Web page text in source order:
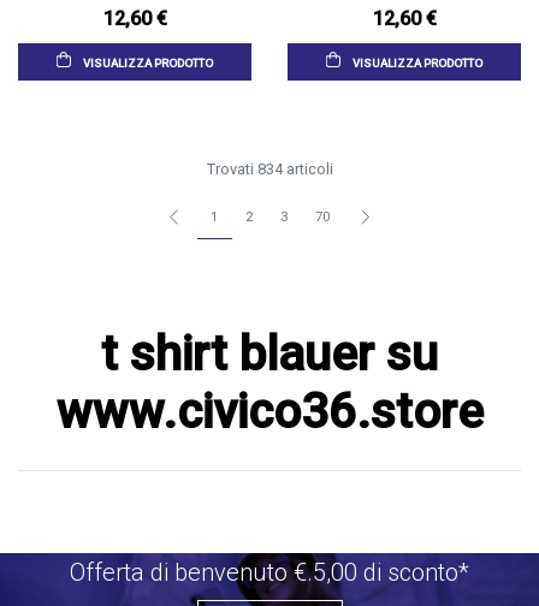
12,60 €
VISUALIZZA PRODOTTO
12,60 €
VISUALIZZA PRODOTTO
Trovati 834 articoli
1 2 3 70
t shirt blauer su
www.civico36.store
Offerta di benvenuto €.5,00 di sconto*